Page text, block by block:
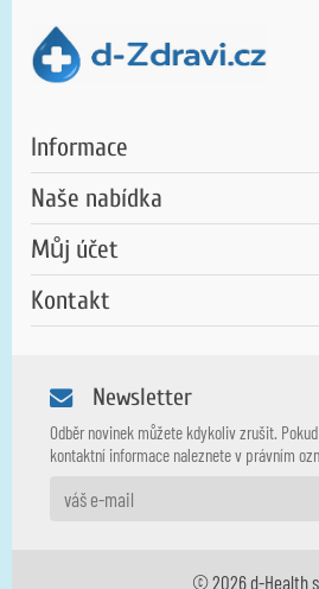
Informace
Naše nabídka
Můj účet
Kontakt
Newsletter
Odběr novinek můžete kdykoliv zrušit.
kontaktní informace naleznete v právním
© 2026 d-Health